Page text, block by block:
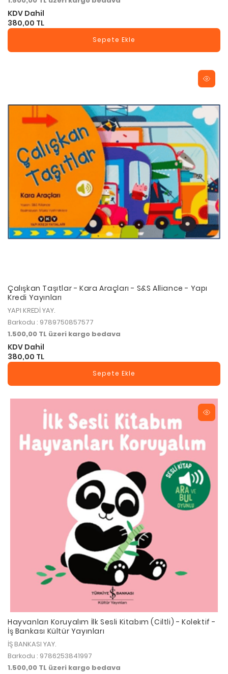
KDV Dahil
380,00 TL
Sepete Ekle
Çalışkan Taşıtlar - Kara Araçları - S&S Alliance - Yapı
Kredi Yayınları
YAPI KREDİ YAY.
Barkodu : 9789750857577
1.500,00 TL üzeri kargo bedava
KDV Dahil
380,00 TL
Sepete Ekle
Hayvanları Koruyalım İlk Sesli Kitabım (Ciltli) - Kolektif -
İş Bankası Kültür Yayınları
İŞ BANKASI YAY.
Barkodu : 9786253841997
1.500,00 TL üzeri kargo bedava